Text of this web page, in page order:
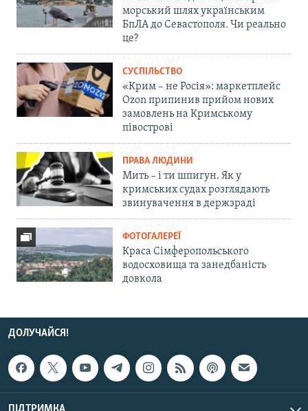
морський шлях українським
БпЛА до Севастополя. Чи реально
це?
СУСПІЛЬСТВО
«Крим – не Росія»: маркетплейс
Ozon припинив прийом нових
замовлень на Кримському
півострові
ПРАВА ЛЮДИНИ
Мить – і ти шпигун. Як у
кримських судах розглядають
звинувачення в держзраді
ФОТОГАЛЕРЕЇ
Краса Сімферопольського
водосховища та занедбаність
довкола
ДОЛУЧАЙСЯ!
ПІДТРИМКА